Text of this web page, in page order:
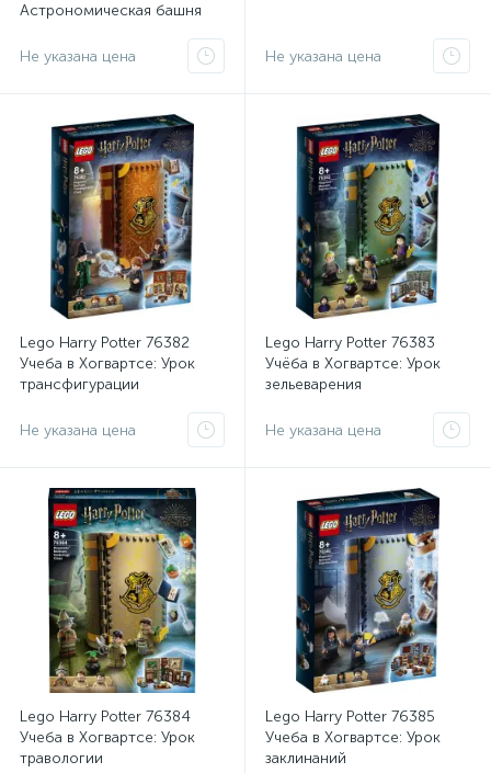
Астрономическая башня
Не указана цена
Не указана цена
Lego Harry Potter 76382
Учеба в Хогвартсе: Урок
трансфигурации
Не указана цена
Lego Harry Potter 76383
Учёба в Хогвартсе: Урок
зельеварения
Не указана цена
Lego Harry Potter 76384
Учеба в Хогвартсе: Урок
травологии
Lego Harry Potter 76385
Учеба в Хогвартсе: Урок
заклинаний